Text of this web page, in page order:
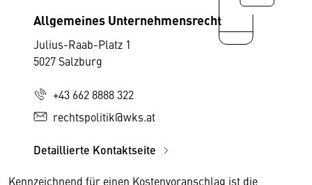
Allgemeines Unternehmensrecht
Julius-Raab-Platz 1
5027 Salzburg
+43 662 8888 322
rechtspolitik@wks.at
Detaillierte Kontaktseite
Kennzeichnend für einen Kostenvoranschlag ist die